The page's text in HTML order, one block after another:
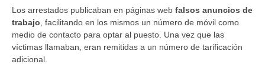
Los arrestados publicaban en páginas web falsos anuncios de
trabajo , facilitando en los mismos un número de móvil como
medio de contacto para optar al puesto. Una vez que las
víctimas llamaban, eran remitidas a un número de tarificación
adicional.